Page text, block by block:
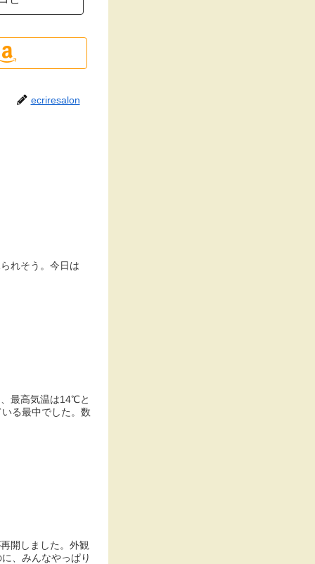
ecriresalon
れそう。今日は
最高気温は14℃と
る最中でした。数
開しました。外観
、みんなやっぱり